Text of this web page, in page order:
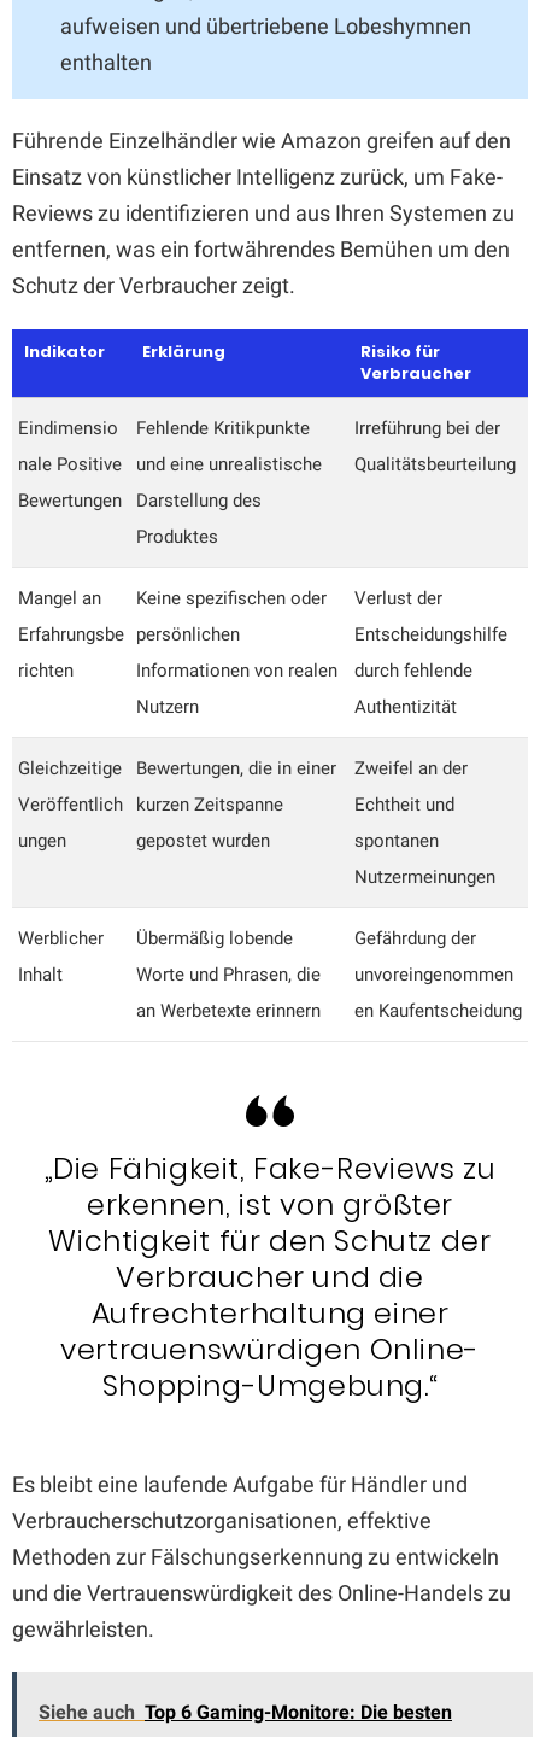
aufweisen und übertriebene Lobeshymnen
enthalten
Führende Einzelhändler wie Amazon greifen auf den
Einsatz von künstlicher Intelligenz zurück, um Fake-
Reviews zu identifizieren und aus Ihren Systemen zu
entfernen, was ein fortwährendes Bemühen um den
Schutz der Verbraucher zeigt.
Indikator Erklärung
Risiko für
Verbraucher
Eindimensio
nale Positive
Bewertungen
Fehlende Kritikpunkte
und eine unrealistische
Darstellung des
Produktes
Irreführung bei der
Qualitätsbeurteilung
Mangel an
Erfahrungsbe
richten
Keine spezifischen oder
persönlichen
Informationen von realen
Nutzern
Verlust der
Entscheidungshilfe
durch fehlende
Authentizität
Gleichzeitige
Veröffentlich
ungen
Bewertungen, die in einer
kurzen Zeitspanne
gepostet wurden
Zweifel an der
Echtheit und
spontanen
Nutzermeinungen
Werblicher
Inhalt
Übermäßig lobende
Worte und Phrasen, die
an Werbetexte erinnern
Gefährdung der
unvoreingenommen
en Kaufentscheidung
„Die Fähigkeit, Fake-Reviews zu
erkennen, ist von größter
Wichtigkeit für den Schutz der
Verbraucher und die
Aufrechterhaltung einer
vertrauenswürdigen Online-
Shopping-Umgebung.“
Es bleibt eine laufende Aufgabe für Händler und
Verbraucherschutzorganisationen, effektive
Methoden zur Fälschungserkennung zu entwickeln
und die Vertrauenswürdigkeit des Online-Handels zu
gewährleisten.
Siehe auch Top 6 Gaming-Monitore: Die besten